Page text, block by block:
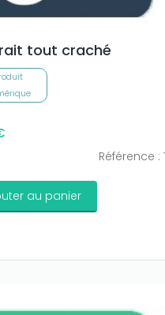
tout craché
Référence :
au panier